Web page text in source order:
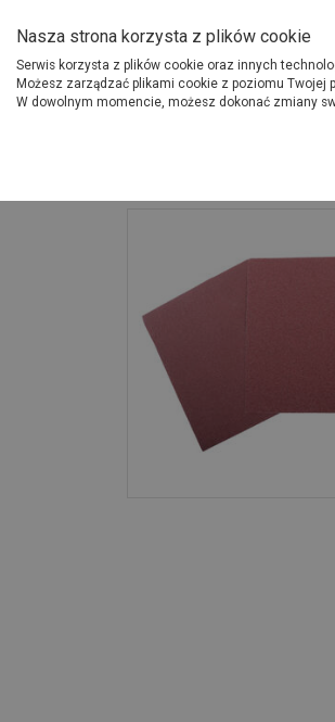
O Grupie PSB
Nasza strona korzysta z plików cookie
Serwis korzysta z plików cookie oraz innych
Możesz zarządzać plikami cookie z poziomu
W dowolnym momencie, możesz dokonać zmiany